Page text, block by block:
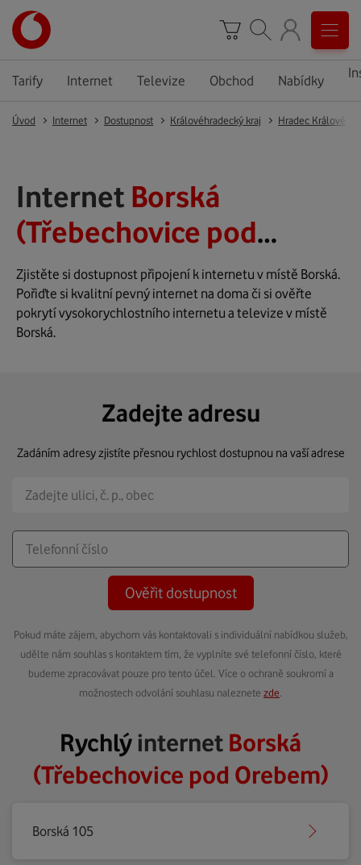
Tarify Internet Televize Obchod Nabídky
Úvod Internet Dostupnost Královéhradecký kraj Hradec Králové
Internet Borská
(Třebechovice pod
Orebem)
Zjistěte si dostupnost připojení k internetu v místě Borská.
Pořiďte si kvalitní pevný internet na doma či si ověřte
pokrytí vysokorychlostního internetu a televize v místě
Borská.
Zadejte adresu
Zadáním adresy zjistíte přesnou rychlost dostupnou na vaší adrese
Ověřit dostupnost
Pokud máte zájem, abychom vás kontaktovali s individuální nabídkou služeb,
udělte nám souhlas s kontaktem tím, že vyplníte své telefonní číslo, které
budeme zpracovávat pouze pro tento účel. Více o ochraně soukromí a
možnostech odvolání souhlasu naleznete zde
Rychlýinternet Borská
(Třebechovice pod Orebem)
Borská 105